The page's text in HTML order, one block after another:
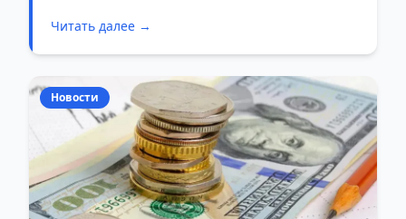
Читать далее →
Новости